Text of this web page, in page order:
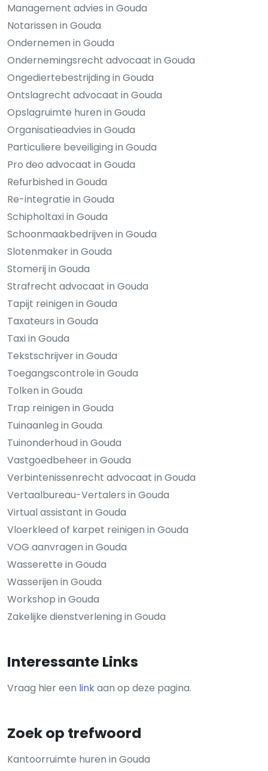
Management advies in Gouda
Notarissen in Gouda
Ondernemen in Gouda
Ondernemingsrecht advocaat in Gouda
Ongediertebestrijding in Gouda
Ontslagrecht advocaat in Gouda
Opslagruimte huren in Gouda
Organisatieadvies in Gouda
Particuliere beveiliging in Gouda
Pro deo advocaat in Gouda
Refurbished in Gouda
Re-integratie in Gouda
Schipholtaxi in Gouda
Schoonmaakbedrijven in Gouda
Slotenmaker in Gouda
Stomerij in Gouda
Strafrecht advocaat in Gouda
Tapijt reinigen in Gouda
Taxateurs in Gouda
Taxi in Gouda
Tekstschrijver in Gouda
Toegangscontrole in Gouda
Tolken in Gouda
Trap reinigen in Gouda
Tuinaanleg in Gouda
Tuinonderhoud in Gouda
Vastgoedbeheer in Gouda
Verbintenissenrecht advocaat in Gouda
Vertaalbureau-Vertalers in Gouda
Virtual assistant in Gouda
Vloerkleed of karpet reinigen in Gouda
VOG aanvragen in Gouda
Wasserette in Gouda
Wasserijen in Gouda
Workshop in Gouda
Zakelijke dienstverlening in Gouda
Interessante Links
Vraag hier een linkaan op deze pagina.
Zoek op trefwoord
Kantoorruimte huren in Gouda